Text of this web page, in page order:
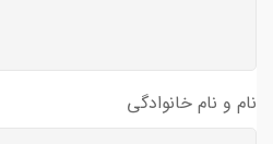
نام و نام خانوادگی